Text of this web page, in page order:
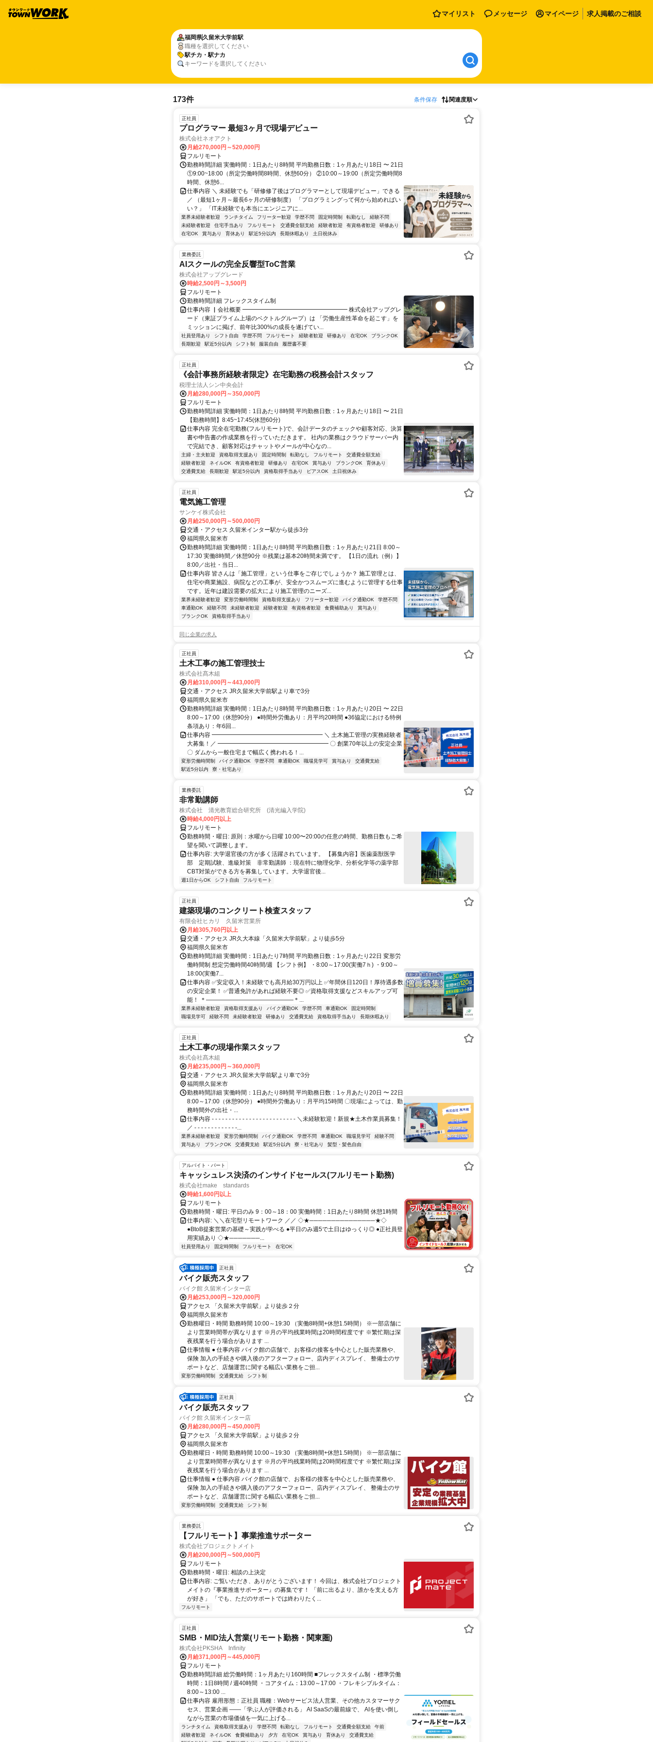
マイリスト メッセージ マイページ 求人掲載のご相談
福岡県久留米大学前駅
職種を選択してください
駅チカ・駅ナカ
キーワードを選択してください
173件 条件保存 関連度順
正社員
プログラマー 最短3ヶ月で現場デビュー
株式会社ネオアクト
月給270,000円～520,000円
フルリモート
勤務時間詳細 実働時間：1日あたり8時間 平均勤務日数：1ヶ月あたり18日 〜 21日
①9:00~18:00（所定労働時間8時間、休憩60分） ②10:00～19:00（所定労働時間8
時間、休憩6...
仕事内容 ＼ 未経験でも「研修修了後はプログラマーとして現場デビュー」できる
／ （最短1ヶ月～最長6ヶ月の研修制度） 「プログラミングって何から始めればい
い？」 「IT未経験でも本当にエンジニアに...
業界未経験者歓迎 ランチタイム フリーター歓迎 学歴不問 固定時間制 転勤なし
経験不問
未経験者歓迎
住宅手当あり フルリモート 交通費全額支給 経験者歓迎 有資格者歓迎
研修あり
在宅OK
賞与あり 育休あり 駅近5分以内 長期休暇あり 土日祝休み
業務委託
AIスクールの完全反響型ToC営業
株式会社アップグレード
時給2,500円～3,500円
フルリモート
勤務時間詳細 フレックスタイム制
仕事内容 ▏会社概要 ━━━━━━━━━━━━━━━━━━ 株式会社アップグレ
ード（東証プライム上場のベクトルグループ）は 「労働生産性革命を起こす」を
ミッションに掲げ、前年比300%の成長を遂げてい...
社員登用あり シフト自由 学歴不問 フルリモート 経験者歓迎 研修あり 在宅OK
ブランクOK
長期歓迎
駅近5分以内 シフト制 服装自由 履歴書不要
正社員
《会計事務所経験者限定》在宅勤務の税務会計スタッフ
税理士法人シン中央会計
月給280,000円～350,000円
フルリモート
勤務時間詳細 実働時間：1日あたり8時間 平均勤務日数：1ヶ月あたり18日 〜 21日
【勤務時間】8:45~17:45(休憩60分)
仕事内容 完全在宅勤務(フルリモート)で、会計データのチェックや顧客対応、決算
書や申告書の作成業務を行っていただきます。 社内の業務はクラウドサーバー内
で完結でき、顧客対応はチャットやメールが中心なの...
主婦・主夫歓迎 資格取得支援あり 固定時間制 転勤なし フルリモート
交通費全額支給
経験者歓迎
ネイルOK 有資格者歓迎 研修あり 在宅OK 賞与あり ブランクOK
育休あり
交通費支給
長期歓迎 駅近5分以内 資格取得手当あり ピアスOK 土日祝休み
正社員
電気施工管理
サンケイ株式会社
月給250,000円～500,000円
交通・アクセス 久留米インター駅から徒歩3分
福岡県久留米市
勤務時間詳細 実働時間：1日あたり8時間 平均勤務日数：1ヶ月あたり21日 8:00～
17:30 実働8時間／休憩90分 ※残業は基本20時間未満です。 【1日の流れ（例）】
8:00／出社・当日...
仕事内容 皆さんは「施工管理」という仕事をご存じでしょうか？ 施工管理とは、
住宅や商業施設、病院などの工事が、安全かつスムーズに進むように管理する仕事
です。近年は建設需要の拡大により施工管理のニーズ...
業界未経験者歓迎 変形労働時間制 資格取得支援あり フリーター歓迎 バイク通勤OK
学歴不問
車通勤OK
経験不問 未経験者歓迎 経験者歓迎 有資格者歓迎 食費補助あり
賞与あり
ブランクOK
資格取得手当あり
同じ企業の求人
正社員
土木工事の施工管理技士
株式会社髙木組
月給310,000円～443,000円
交通・アクセス JR久留米大学前駅より車で3分
福岡県久留米市
勤務時間詳細 実働時間：1日あたり8時間 平均勤務日数：1ヶ月あたり20日 〜 22日
8:00～17:00（休憩90分） ●時間外労働あり：月平均20時間 ●36協定における特例
条項あり：年6回...
仕事内容 ━━━━━━━━━━━━━━━━━━━ ＼ 土木施工管理の実務経験者
大募集！／ ━━━━━━━━━━━━━━━━━━━ 〇 創業70年以上の安定企業
〇 ダムから一般住宅まで幅広く携われる！...
変形労働時間制 バイク通勤OK 学歴不問 車通勤OK 職場見学可 賞与あり
交通費支給
駅近5分以内
寮・社宅あり
業務委託
非常勤講師
株式会社 清光教育総合研究所 (清光編入学院)
時給4,000円以上
フルリモート
勤務時間・曜日: 原則：水曜から日曜 10:00〜20:00の任意の時間、勤務日数もご希
望を聞いて調整します。
仕事内容: 大学退官後の方が多く活躍されています。 【募集内容】医歯薬獣医学
部 定期試験、進級対策 非常勤講師 ：現在特に物理化学、分析化学等の薬学部
CBT対策ができる方を募集しています。大学退官後...
週1日からOK シフト自由 フルリモート
正社員
建築現場のコンクリート検査スタッフ
有限会社ヒカリ 久留米営業所
月給305,760円以上
交通・アクセス JR久大本線「久留米大学前駅」より徒歩5分
福岡県久留米市
勤務時間詳細 実働時間：1日あたり7時間 平均勤務日数：1ヶ月あたり22日 変形労
働時間制 想定労働時間40時間/週 【シフト例】 ・8:00～17:00(実働7ｈ) ・9:00～
18:00(実働7...
仕事内容 ✅安定収入！未経験でも高月給30万円以上 ✅年間休日120日！厚待遇多数
の安定企業！ ✅普通免許があれば経験不要◎ ✅資格取得支援などスキルアップ可
能！ ＊―――――――――――――――＊...
業界未経験者歓迎 資格取得支援あり バイク通勤OK 学歴不問 車通勤OK
固定時間制
職場見学可
経験不問 未経験者歓迎 研修あり 交通費支給 資格取得手当あり 長期休暇あり
正社員
土木工事の現場作業スタッフ
株式会社髙木組
月給235,000円～360,000円
交通・アクセス JR久留米大学前駅より車で3分
福岡県久留米市
勤務時間詳細 実働時間：1日あたり8時間 平均勤務日数：1ヶ月あたり20日 〜 22日
8:00～17:00（休憩90分） ●時間外労働あり：月平均15時間 〇現場によっては、勤
務時間外の出社・...
仕事内容 - - - - - - - - - - - - - - - - - - - - - - - - - ＼未経験歓迎！新規★土木作業員募集！
／ - - - - - - - - - - - - -...
業界未経験者歓迎 変形労働時間制 バイク通勤OK 学歴不問 車通勤OK 職場見学可
経験不問
賞与あり
ブランクOK 交通費支給 駅近5分以内 寮・社宅あり 髪型・髪色自由
アルバイト・パート
キャッシュレス決済のインサイドセールス(フルリモート勤務)
株式会社make standards
時給1,600円以上
フルリモート
勤務時間・曜日: 平日のみ 9：00～18：00 実働時間：1日あたり8時間 休憩1時間
仕事内容: ＼＼在宅型リモートワーク ／／ ◇★───────────────★◇
●BtoB提案営業の基礎～実践が学べる ●平日のみ週5で土日はゆっくり◎ ●正社員登
用実績あり ◇★───────...
社員登用あり 固定時間制 フルリモート 在宅OK
正社員
バイク販売スタッフ
バイク館 久留米インター店
月給253,000円～320,000円
アクセス 「久留米大学前駅」より徒歩２分
福岡県久留米市
勤務曜日・時間 勤務時間 10:00～19:30 （実働8時間+休憩1.5時間） ※一部店舗に
より営業時間帯が異なります ※月の平均残業時間は20時間程度です ※繁忙期は深
夜残業を行う場合があります ...
仕事情報 ● 仕事内容 バイク館の店舗で、お客様の接客を中心とした販売業務や、
保険 加入の手続きや購入後のアフターフォロー、店内ディスプレイ、 整備士のサ
ポートなど、店舗運営に関する幅広い業務をご担...
変形労働時間制 交通費支給 シフト制
正社員
バイク販売スタッフ
バイク館 久留米インター店
月給280,000円～450,000円
アクセス 「久留米大学前駅」より徒歩２分
福岡県久留米市
勤務曜日・時間 勤務時間 10:00～19:30 （実働8時間+休憩1.5時間） ※一部店舗に
より営業時間帯が異なります ※月の平均残業時間は20時間程度です ※繁忙期は深
夜残業を行う場合があります ...
仕事情報 ● 仕事内容 バイク館の店舗で、お客様の接客を中心とした販売業務や、
保険 加入の手続きや購入後のアフターフォロー、店内ディスプレイ、 整備士のサ
ポートなど、店舗運営に関する幅広い業務をご担...
変形労働時間制 交通費支給 シフト制
業務委託
【フルリモート】事業推進サポーター
株式会社プロジェクトメイト
月給200,000円～500,000円
フルリモート
勤務時間・曜日: 相談の上決定
仕事内容: ご覧いただき、ありがとうございます！ 今回は、株式会社プロジェクト
メイトの『事業推進サポーター』の募集です！ 「前に出るより、誰かを支える方
が好き」 「でも、ただのサポートでは終わりたく...
フルリモート
正社員
SMB・MID法人営業(リモート勤務・関東圏)
株式会社PKSHA Infinity
月給371,000円～445,000円
フルリモート
勤務時間詳細 総労働時間：1ヶ月あたり160時間 ■フレックスタイム制 ・標準労働
時間：1日8時間 / 週40時間 ・コアタイム：13:00～17:00 ・フレキシブルタイム：
8:00～13:00 ...
仕事内容 雇用形態：正社員 職種：Webサービス法人営業、その他カスタマーサク
セス、営業企画 ――「学ぶ人が評価される」 AI SaaSの最前線で、 AIを使い倒し
ながら営業の市場価値を一気に上げる...
ランチタイム 資格取得支援あり 学歴不問 転勤なし フルリモート 交通費全額支給
午前
経験者歓迎
ネイルOK 食費補助あり 夕方 在宅OK 賞与あり 育休あり
交通費支給